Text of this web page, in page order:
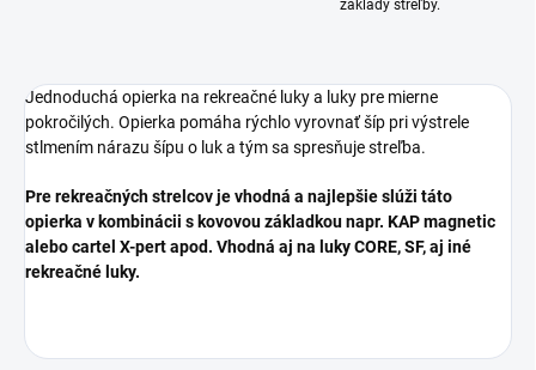
základy streľby.
Jednoduchá opierka na rekreačné luky a luky pre mierne
pokročilých. Opierka pomáha rýchlo vyrovnať šíp pri výstrele
stlmením nárazu šípu o luk a tým sa spresňuje streľba.
Pre rekreačných strelcov je vhodná a najlepšie slúži táto
opierka v kombinácii s kovovou základkou napr. KAP magnetic
alebo cartel X-pert apod. Vhodná aj na luky CORE, SF, aj iné
rekreačné luky.